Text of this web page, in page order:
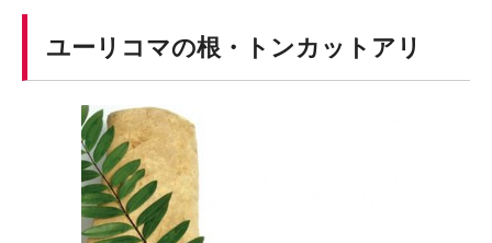
ユーリコマの根・トンカットアリ